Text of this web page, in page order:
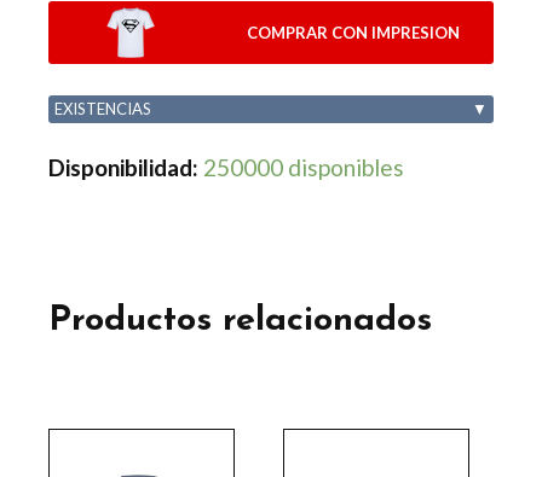
COMPRAR CON IMPRESION
EXISTENCIAS ▼
Disponibilidad: 250000 disponibles
Productos relacionados